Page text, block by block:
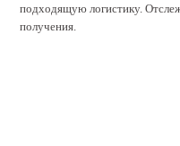
подходящую логистику.
получения.